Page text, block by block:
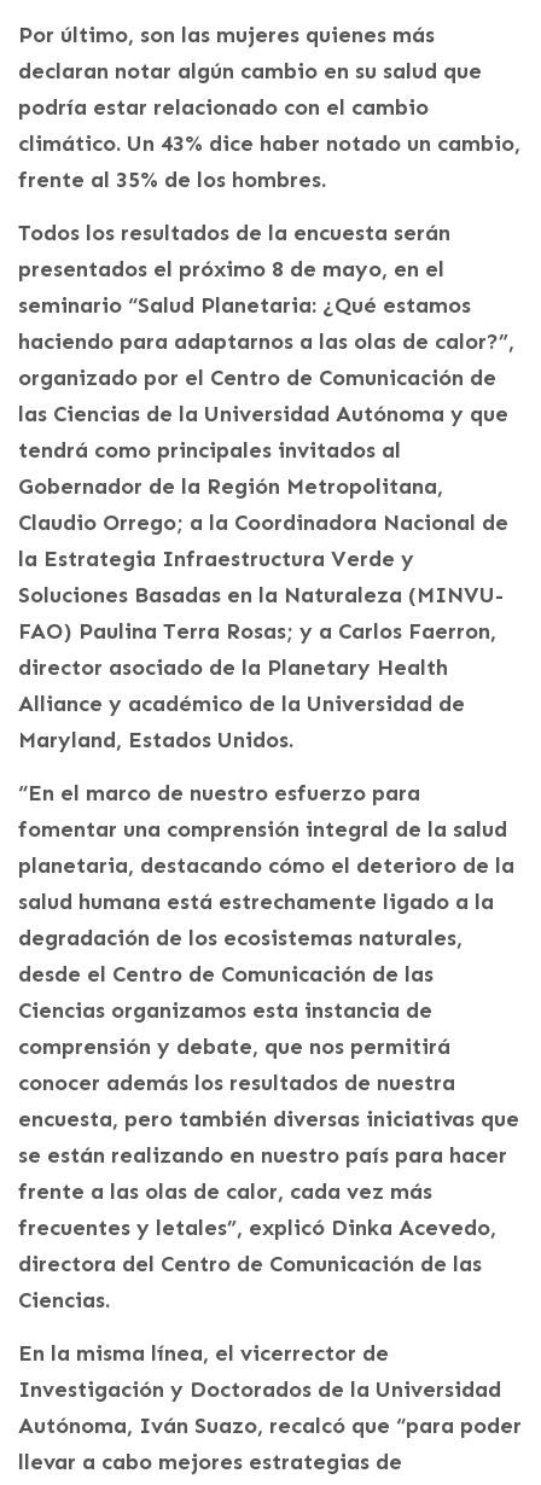
Por último, son las mujeres quienes más
declaran notar algún cambio en su salud que
podría estar relacionado con el cambio
climático. Un 43% dice haber notado un cambio,
frente al 35% de los hombres.
Todos los resultados de la encuesta serán
presentados el próximo 8 de mayo, en el
seminario “Salud Planetaria: ¿Qué estamos
haciendo para adaptarnos a las olas de calor?”,
organizado por el Centro de Comunicación de
las Ciencias de la Universidad Autónoma y que
tendrá como principales invitados al
Gobernador de la Región Metropolitana,
Claudio Orrego; a la Coordinadora Nacional de
la Estrategia Infraestructura Verde y
Soluciones Basadas en la Naturaleza (MINVU-
FAO) Paulina Terra Rosas; y a Carlos Faerron,
director asociado de la Planetary Health
Alliance y académico de la Universidad de
Maryland, Estados Unidos.
“En el marco de nuestro esfuerzo para
fomentar una comprensión integral de la salud
planetaria, destacando cómo el deterioro de la
salud humana está estrechamente ligado a la
degradación de los ecosistemas naturales,
desde el Centro de Comunicación de las
Ciencias organizamos esta instancia de
comprensión y debate, que nos permitirá
conocer además los resultados de nuestra
encuesta, pero también diversas iniciativas que
se están realizando en nuestro país para hacer
frente a las olas de calor, cada vez más
frecuentes y letales”, explicó Dinka Acevedo,
directora del Centro de Comunicación de las
Ciencias.
En la misma línea, el vicerrector de
Investigación y Doctorados de la Universidad
Autónoma, Iván Suazo, recalcó que “para poder
llevar a cabo mejores estrategias de